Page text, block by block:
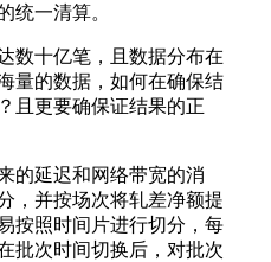
统一清算。
十亿笔，且数据分布在
量的数据，如何在确保结
且更要确保证结果的正
延迟和网络带宽的消
，并按场次将轧差净额提
按照时间片进行切分，每
批次时间切换后，对批次